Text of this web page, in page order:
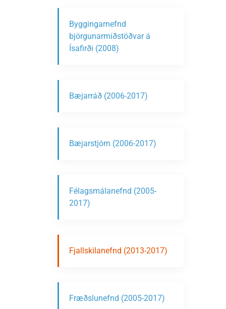
Byggingarnefnd
björgunarmiðstöðvar á
Ísafirði (2008)
Bæjarráð (2006-2017)
Bæjarstjórn (2006-2017)
Félagsmálanefnd (2005-
2017)
Fjallskilanefnd (2013-2017)
Fræðslunefnd (2005-2017)